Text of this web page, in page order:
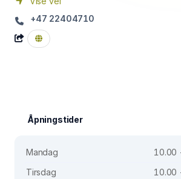
+47 22404710
Åpningstider
Mandag
10.00
Tirsdag
10.00